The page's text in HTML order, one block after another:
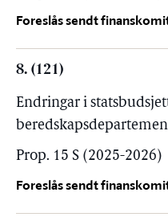
Foreslås sendt
8. (121)
Endringar i
Prop. 15 S (2025-2026)
Foreslås sendt